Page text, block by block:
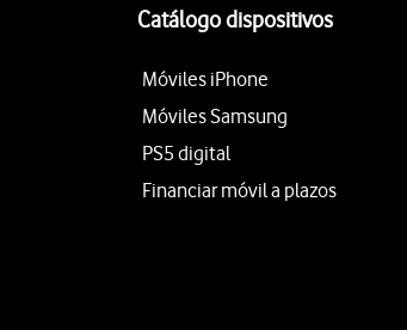
Catálogo dispositivos
Móviles iPhone
Móviles Samsung
PS5 digital
Financiar móvil a plazos